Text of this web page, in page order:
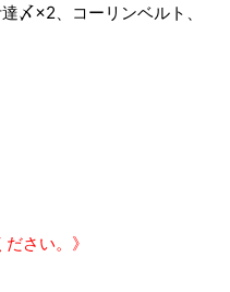
×2、コーリンベルト、
さい。》